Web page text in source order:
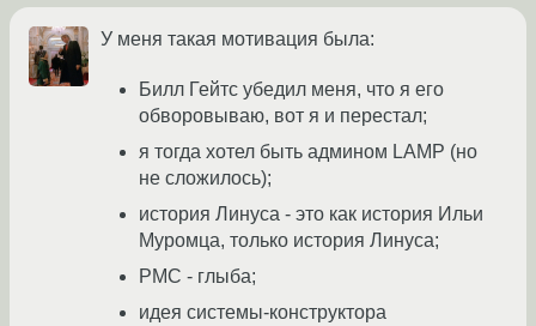
У меня такая мотивация была:
Билл Гейтс убедил меня, что я его
обворовываю, вот я и перестал;
я тогда хотел быть админом LAMP (но
не сложилось);
история Линуса - это как история Ильи
Муромца, только история Линуса;
РМС - глыба;
идея системы-конструктора